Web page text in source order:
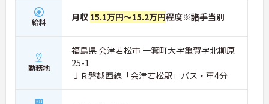
給料 月収 15.1万円～15.2万円程度※諸手当別
勤務地
福島県 会津若松市 一箕町大字亀賀字北柳原
25-1
ＪＲ磐越西線「会津若松駅」バス・車4分